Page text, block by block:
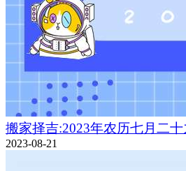
搬家择吉:2023年农历七月二
2023-08-21